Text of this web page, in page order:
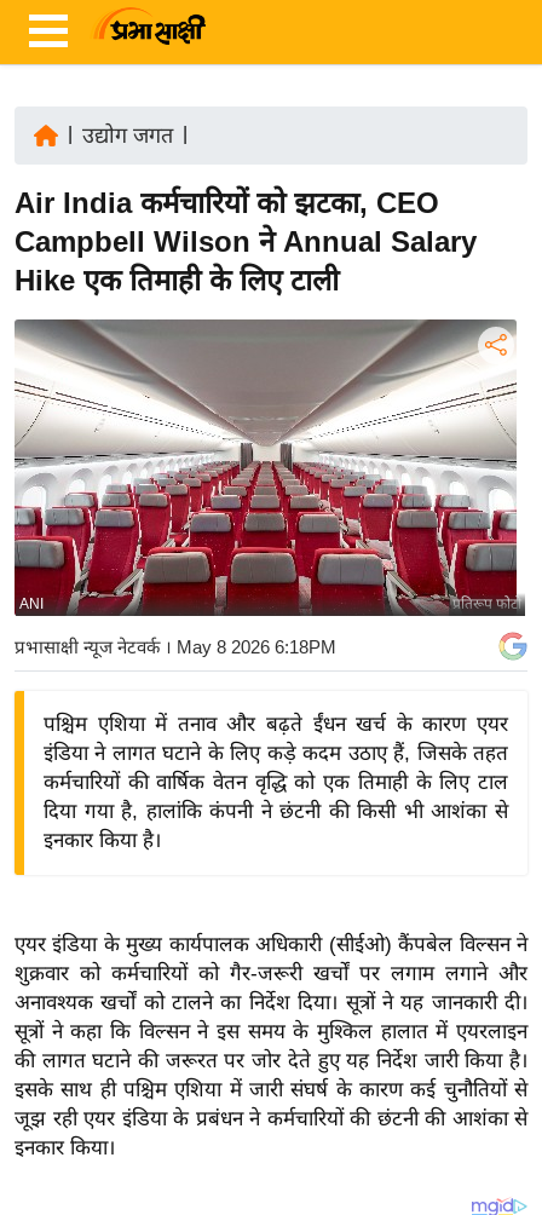
ज़ा
ख
ब
र
रा
य
अं
त
र्रा
ष्ट्री
य
बि
ज़
ने
द्यो
वि
शे
ष
ज्ञ
रा
य
ब
ज
उद्योग जगत|
Air India कर्मचारियों को झटका, CEO
Campbell Wilson ने Annual Salary
Hike एक तिमाही के लिए टाली
प्रतिरूप फोटो
ANI
प्रभासाक्षी न्यूज नेटवर्क। May 8 2026 6:18PM
पश्चिम एशिया में तनाव और बढ़ते ईंधन खर्च के कारण एयर
इंडिया ने लागत घटाने के लिए कड़े कदम उठाए हैं, जिसके तहत
कर्मचारियों की वार्षिक वेतन वृद्धि को एक तिमाही के लिए टाल
दिया गया है, हालांकि कंपनी ने छंटनी की किसी भी आशंका से
इनकार किया है।
एयर इंडिया के मुख्य कार्यपालक अधिकारी (सीईओ) कैंपबेल विल्सन ने
शुक्रवार को कर्मचारियों को गैर-जरूरी खर्चों पर लगाम लगाने और
अनावश्यक खर्चों को टालने का निर्देश दिया। सूत्रों ने यह जानकारी दी।
सूत्रों ने कहा कि विल्सन ने इस समय के मुश्किल हालात में एयरलाइन
की लागत घटाने की जरूरत पर जोर देते हुए यह निर्देश जारी किया है।
इसके साथ ही पश्चिम एशिया में जारी संघर्ष के कारण कई चुनौतियों से
जूझ रही एयर इंडिया के प्रबंधन ने कर्मचारियों की छंटनी की आशंका से
इनकार किया।